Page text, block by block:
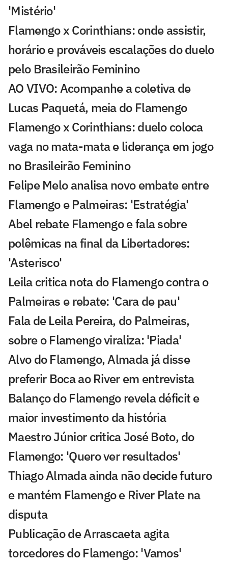
'Mistério'
Flamengo x Corinthians: onde assistir,
horário e prováveis escalações do duelo
pelo Brasileirão Feminino
AO VIVO: Acompanhe a coletiva de
Lucas Paquetá, meia do Flamengo
Flamengo x Corinthians: duelo coloca
vaga no mata-mata e liderança em jogo
no Brasileirão Feminino
Felipe Melo analisa novo embate entre
Flamengo e Palmeiras: 'Estratégia'
Abel rebate Flamengo e fala sobre
polêmicas na final da Libertadores:
'Asterisco'
Leila critica nota do Flamengo contra o
Palmeiras e rebate: 'Cara de pau'
Fala de Leila Pereira, do Palmeiras,
sobre o Flamengo viraliza: 'Piada'
Alvo do Flamengo, Almada já disse
preferir Boca ao River em entrevista
Balanço do Flamengo revela déficit e
maior investimento da história
Maestro Júnior critica José Boto, do
Flamengo: 'Quero ver resultados'
Thiago Almada ainda não decide futuro
e mantém Flamengo e River Plate na
disputa
Publicação de Arrascaeta agita
torcedores do Flamengo: 'Vamos'